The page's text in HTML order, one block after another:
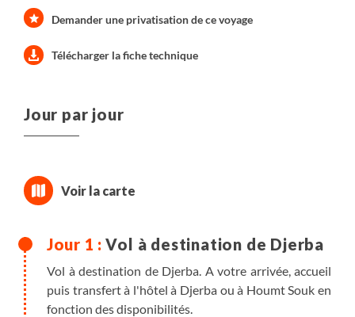
Demander une privatisation de ce voyage
Télécharger la fiche technique
Jour par jour
Vol à destination de Djerba
Vol à destination de Djerba. A votre arrivée, accueil
puis transfert à l'hôtel à Djerba ou à Houmt Souk en
fonction des disponibilités.